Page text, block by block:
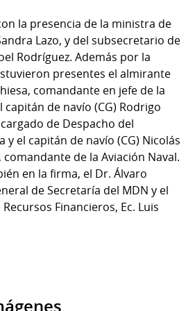
la presencia de la ministra de
Lazo, y del subsecretario de
Rodríguez. Además por la
presentes el almirante
comandante en jefe de la
de navío (CG) Rodrigo
de Despacho del
y el capitán de navío (CG) Nicolás
de la Aviación Naval.
en la firma, el Dr. Álvaro
de Secretaría del MDN y el
Financieros, Ec. Luis